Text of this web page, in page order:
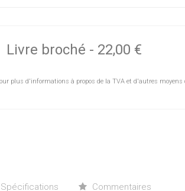
en contexte (langagier ou situationnel)
C’est ainsi que, du point de vue
analyser les erreurs et les progrès, enfin
d’en rester à une programmation
Livre broché - 22,00 €
plus d'informations à propos de la TVA et d'autres
Spécifications Commentaires